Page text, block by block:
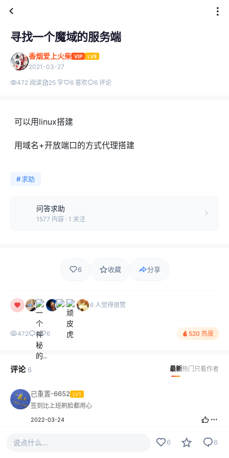
寻找一个魔域的服务端
香烟爱上火柴 VIP LV8
2021-03-27
472 阅读 25 字 6 喜欢 6 评论
可以用linux搭建
用域名+开放端口的方式代理搭建
#求助
问答求助
1577 内容 · 1 关注
6 收藏 分享
6 人觉得很赞
472 6 6 520 热度
评论 6 最新热门 只看作者
已重置-6652 LV1
签到比上班刷脸都用心
2022-03-24
a百度云网租号盘账号
说点什么... 6 6